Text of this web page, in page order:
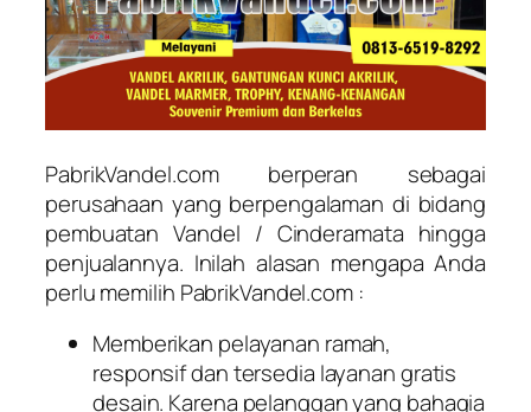
PabrikVandel.com berperan sebagai
perusahaan yang berpengalaman di bidang
pembuatan Vandel / Cinderamata hingga
penjualannya. Inilah alasan mengapa Anda
perlu memilih PabrikVandel.com :
Memberikan pelayanan ramah,
responsif dan tersedia layanan gratis
desain. Karena pelanggan yang bahagia